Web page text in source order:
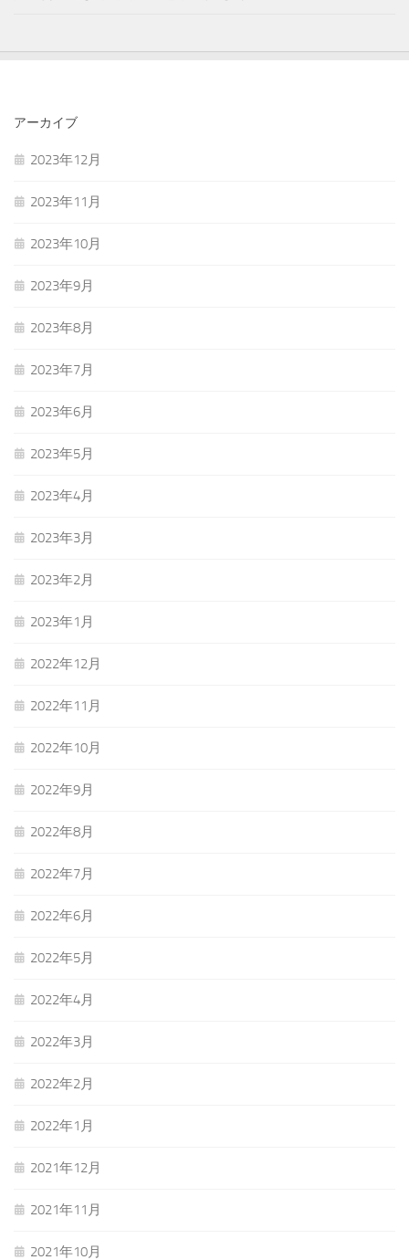
アーカイブ
2023年12月
2023年11月
2023年10月
2023年9月
2023年8月
2023年7月
2023年6月
2023年5月
2023年4月
2023年3月
2023年2月
2023年1月
2022年12月
2022年11月
2022年10月
2022年9月
2022年8月
2022年7月
2022年6月
2022年5月
2022年4月
2022年3月
2022年2月
2022年1月
2021年12月
2021年11月
2021年10月